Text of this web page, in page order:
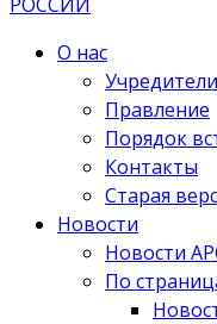
О нас
Учредители
Правление
Порядок
Контакты
Старая
Новости
Новости
По